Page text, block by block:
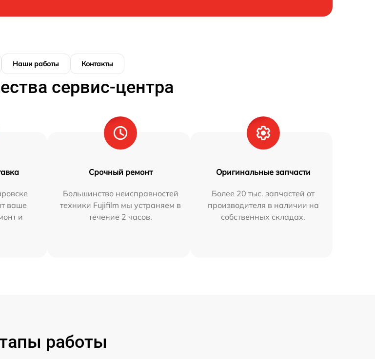
Наши работы Контакты
сервис-центра
ваше
и
Срочный ремонт
Большинство неисправностей
техники Fujifilm мы устраняем в
течение 2 часов.
Оригинальные запчасти
Более 20 тыс. запчастей от
производителя в наличии на
собственных складах.
работы